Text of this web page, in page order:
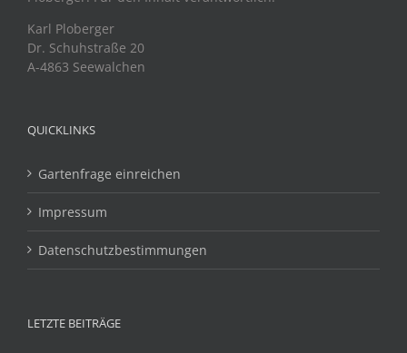
Karl Ploberger
Dr. Schuhstraße 20
A-4863 Seewalchen
QUICKLINKS
Gartenfrage einreichen
Impressum
Datenschutzbestimmungen
LETZTE BEITRÄGE